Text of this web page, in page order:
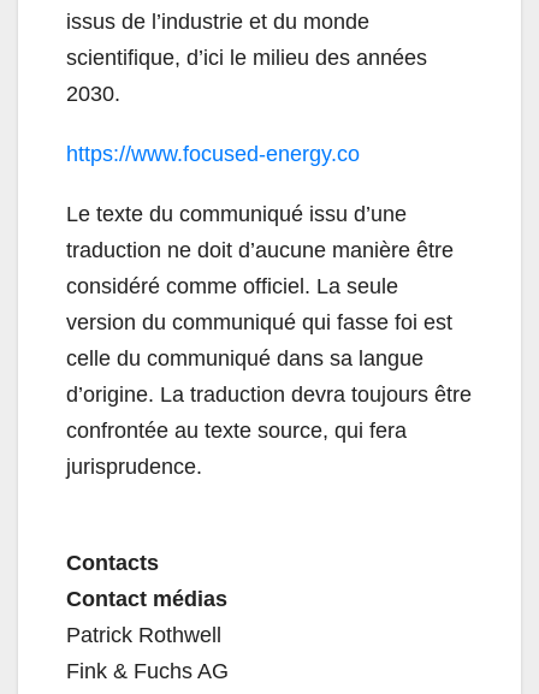
issus de l’industrie et du monde
scientifique, d’ici le milieu des années
2030.
https://www.focused-energy.co
Le texte du communiqué issu d’une
traduction ne doit d’aucune manière être
considéré comme officiel. La seule
version du communiqué qui fasse foi est
celle du communiqué dans sa langue
d’origine. La traduction devra toujours être
confrontée au texte source, qui fera
jurisprudence.
Contacts
Contact médias
Patrick Rothwell
Fink & Fuchs AG